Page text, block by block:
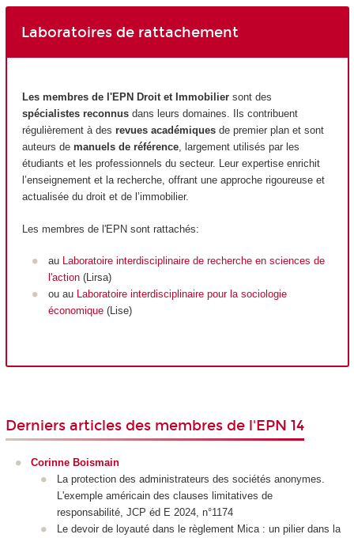
Laboratoires de rattachement
Les membres de l'EPN Droit et Immobilier sont des
spécialistes reconnus dans leurs domaines. Ils contribuent
régulièrement à des revues académiques de premier plan et sont
auteurs de manuels de référence, largement utilisés par les
étudiants et les professionnels du secteur. Leur expertise enrichit
l’enseignement et la recherche, offrant une approche rigoureuse et
actualisée du droit et de l’immobilier.
Les membres de l'EPN sont rattachés:
au Laboratoire interdisciplinaire de recherche en sciences de
l'action(Lirsa)
ou au Laboratoire interdisciplinaire pour la sociologie
économique(Lise)
Derniers articles des membres de l'EPN 14
Corinne Boismain
La protection des administrateurs des sociétés anonymes.
L'exemple américain des clauses limitatives de
responsabilité, JCP éd E 2024, n°1174
Le devoir de loyauté dans le règlement Mica : un pilier dans la